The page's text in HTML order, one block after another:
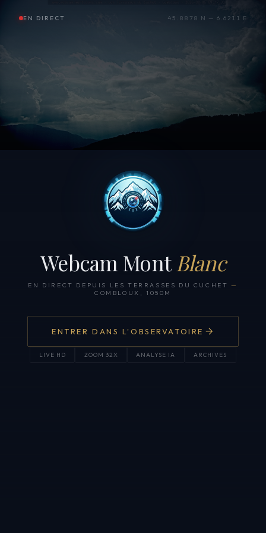
EN DIRECT 45.8878 N — 6.6211 E
Webcam Mont Blanc
EN DIRECT DEPUIS LES TERRASSES DU CUCHET —
COMBLOUX, 1050M
ENTRER DANS L'OBSERVATOIRE
LIVE HD ZOOM 32X ANALYSE IA ARCHIVES